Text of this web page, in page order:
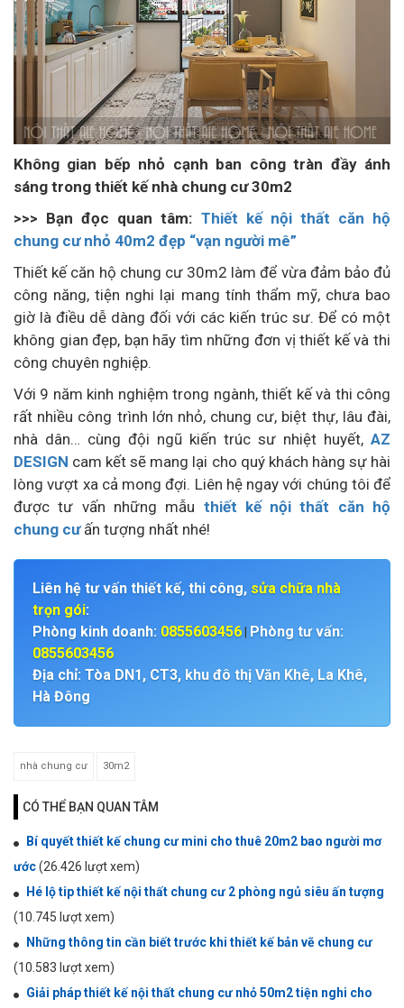
Không gian bếp nhỏ cạnh ban công tràn đầy ánh
sáng trong thiết kế nhà chung cư 30m2
>>> Bạn đọc quan tâm: ​ Thiết kế nội thất căn hộ
chung cư nhỏ 40m2 đẹp “vạn người mê”
Thiết kế căn hộ chung cư 30m2 làm để vừa đảm bảo đủ
công năng, tiện nghi lại mang tính thẩm mỹ, chưa bao
giờ là điều dễ dàng đối với các kiến trúc sư. Để có một
không gian đẹp, bạn hãy tìm những đơn vị thiết kế và thi
công chuyên nghiệp.
Với 9 năm kinh nghiệm trong ngành, thiết kế và thi công
rất nhiều công trình lớn nhỏ, chung cư, biệt thự, lâu đài,
nhà dân… cùng đội ngũ kiến trúc sư nhiệt huyết, AZ
DESIGN cam kết sẽ mang lại cho quý khách hàng sự hài
lòng vượt xa cả mong đợi. Liên hệ ngay với chúng tôi để
được tư vấn những mẫu thiết kế nội thất căn hộ
chung cưấn tượng nhất nhé!
Liên hệ tư vấn thiết kế, thi công, sửa chữa nhà
trọn gói:
Phòng kinh doanh: 0855603456
Phòng tư vấn:
0855603456
Địa chỉ: Tòa DN1, CT3, khu đô thị Văn Khê, La Khê,
Hà Đông
nhà chung cư 30m2
CÓ THỂ BẠN QUAN TÂM
Bí quyết thiết kế chung cư mini cho thuê 20m2 bao người mơ
ước(26.426 lượt xem)
Hé lộ tip thiết kế nội thất chung cư 2 phòng ngủ siêu ấn tượng
(10.745 lượt xem)
Những thông tin cần biết trước khi thiết kế bản vẽ chung cư
(10.583 lượt xem)
Giải pháp thiết kế nội thất chung cư nhỏ 50m2 tiện nghi cho